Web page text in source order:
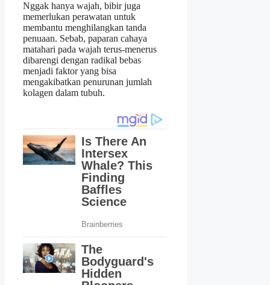
Nggak hanya wajah, bibir juga
memerlukan perawatan untuk
membantu menghilangkan tanda
penuaan. Sebab, paparan cahaya
matahari pada wajah terus-menerus
dibarengi dengan radikal bebas
menjadi faktor yang bisa
mengakibatkan penurunan jumlah
kolagen dalam tubuh.